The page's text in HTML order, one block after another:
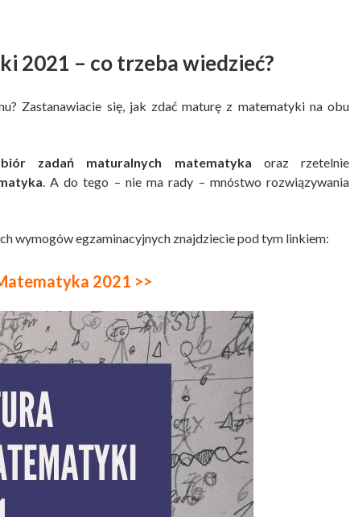
2021 – co trzeba wiedzieć?
Zastanawiacie się, jak zdać maturę z matematyki na obu
zadań maturalnych matematyka oraz rzetelnie
. A do tego – nie ma rady – mnóstwo rozwiązywania
wymogów egzaminacyjnych znajdziecie pod tym linkiem:
2021 >>